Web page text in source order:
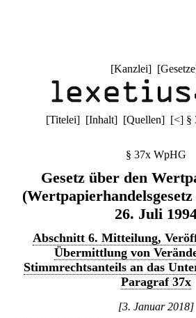
[Kanzlei] [Gesetze
[Titelei] [Inhalt] [Quellen] [<] §
§ 37x WpHG
Gesetz über den
26. Juli
Abschnitt 6. Mitteilung,
Übermittlung von
Stimmrechtsanteils an das
Paragraf 37x
[3. Januar 2018]